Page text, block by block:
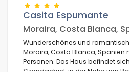
Casita Espumante
Moraira, Costa Blanca,
Wunderschönes und
Moraira, Costa Blanca, Spanien
Personen. Das Haus befindet